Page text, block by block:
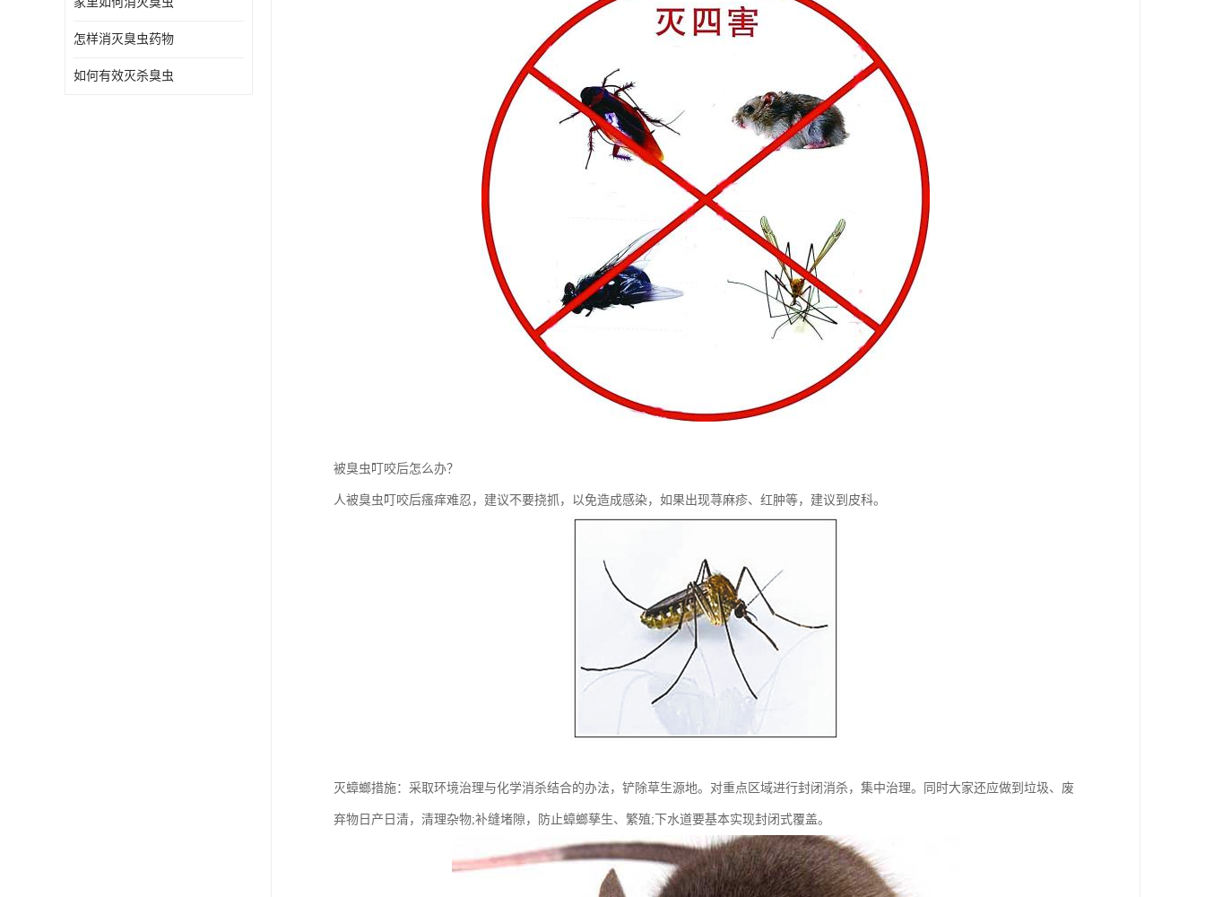
怎样消灭臭虫药物
如何有效灭杀臭虫
被臭虫叮咬后怎么办？
人被臭虫叮咬后瘙痒难忍，建议不要挠抓，以免造成感染，如果出现荨麻疹、红肿等，建议到皮科。
灭蟑螂措施：采取环境治理与化学消杀结合的办法，铲除草生源地。对重点区域进行封闭消杀，集中治理。同时大家还应做到垃圾、废
弃物日产日清，清理杂物;补缝堵隙，防止蟑螂孳生、繁殖;下水道要基本实现封闭式覆盖。